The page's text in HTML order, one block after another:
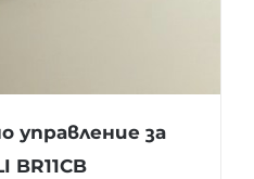
управление за
BR11CB